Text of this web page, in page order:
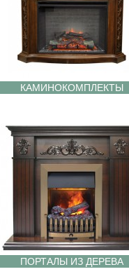
КАМИНОКОМПЛЕКТЫ
ПОРТАЛЫ ИЗ ДЕРЕВА